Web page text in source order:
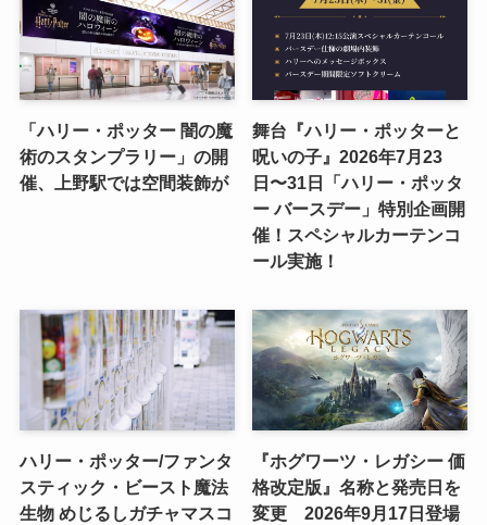
「ハリー・ポッター 闇の魔
術のスタンプラリー」の開
催、上野駅では空間装飾が
舞台『ハリー・ポッターと
呪いの子』2026年7月23
日〜31日「ハリー・ポッタ
ー バースデー」特別企画開
催！スペシャルカーテンコ
ール実施！
ハリー・ポッター/ファンタ
スティック・ビースト魔法
生物 めじるしガチャマスコ
『ホグワーツ・レガシー 価
格改定版』名称と発売日を
変更 2026年9月17日登場